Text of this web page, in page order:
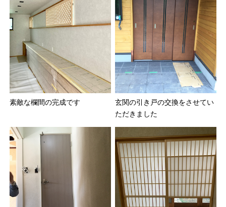
素敵な欄間の完成です
玄関の引き戸の交換をさせてい
ただきました